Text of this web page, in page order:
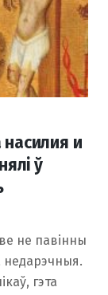
и
ў
не павінны
недарэчныя.
гэта